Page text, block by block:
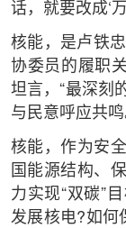
话，就要改成‘
核能，是卢铁
协委员的履职
坦言，“最深刻
与民意呼应共鸣
核能，作为安
国能源结构、
力实现“双碳”
发展核电?如何